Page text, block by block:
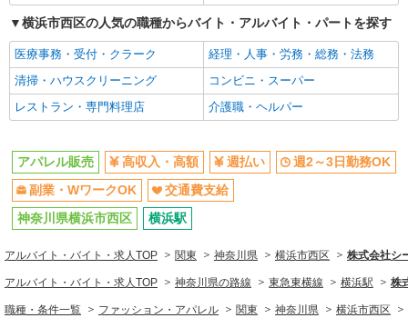
同じ特徴から求人を探す
週2～3日勤務OK
副業・WワークOK
交通費支給
横浜市西区の人気の職種からバイト・アルバイト・パートを探す
医療事務・受付・クラーク
経理・人事・労務・総務・法務
清掃・ハウスクリーニング
コンビニ・スーパー
レストラン・専門料理店
介護職・ヘルパー
アパレル販売 高収入・高額 週払い
週2～3日勤務OK
副業・WワークOK
交通費支給
神奈川県横浜市西区
横浜駅
アルバイト・バイト・求人TOP 関東 神奈川県 横浜市西区 株式会社シ
アルバイト・バイト・求人TOP 神奈川県の路線 東急東横線 横浜駅 株
職種・条件一覧 ファッション・アパレル 関東 神奈川県 横浜市西区